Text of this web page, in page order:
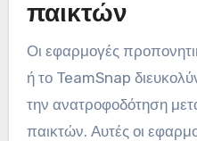
παικτών
Οι εφαρμογές
ή το TeamSnap
την ανατροφοδότηση
παικτών. Αυτές οι